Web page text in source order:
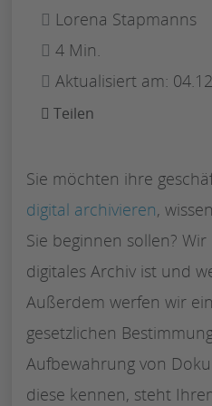
Lorena Stapmanns
4 Min.
Aktualisiert am:
Teilen
Sie möchten ihre
digital archivieren,
Sie beginnen sollen?
digitales Archiv ist und
Außerdem werfen wir
gesetzlichen
Aufbewahrung von
diese kennen, steht